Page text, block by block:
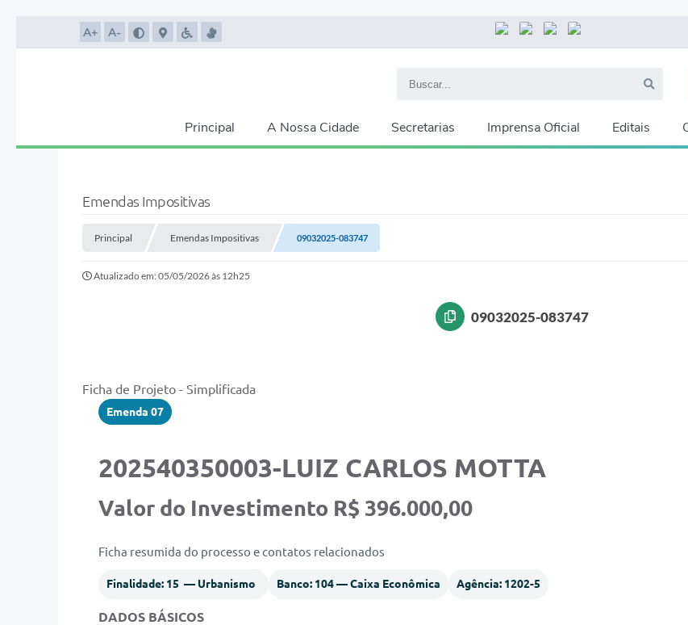
A+ A-
Principal A Nossa Cidade Secretarias Imprensa Oficial Editais
Emendas Impositivas
Principal Emendas Impositivas 09032025-083747
Atualizado em: 05/05/2026 às 12h25
09032025-083747
Ficha de Projeto - Simplificada
Emenda 07
202540350003-LUIZ CARLOS MOTTA
Valor do Investimento R$ 396.000,00
Ficha resumida do processo e contatos relacionados
Finalidade: 15 — Urbanismo Banco: 104 — Caixa Econômica Agência: 1202-5
DADOS BÁSICOS